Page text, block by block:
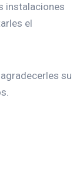
instalaciones
el
su